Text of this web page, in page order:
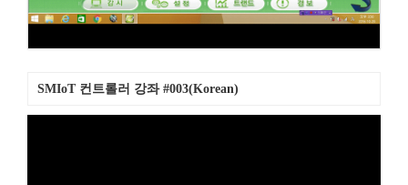
SMIoT 컨트롤러 강좌 #003(Korean)